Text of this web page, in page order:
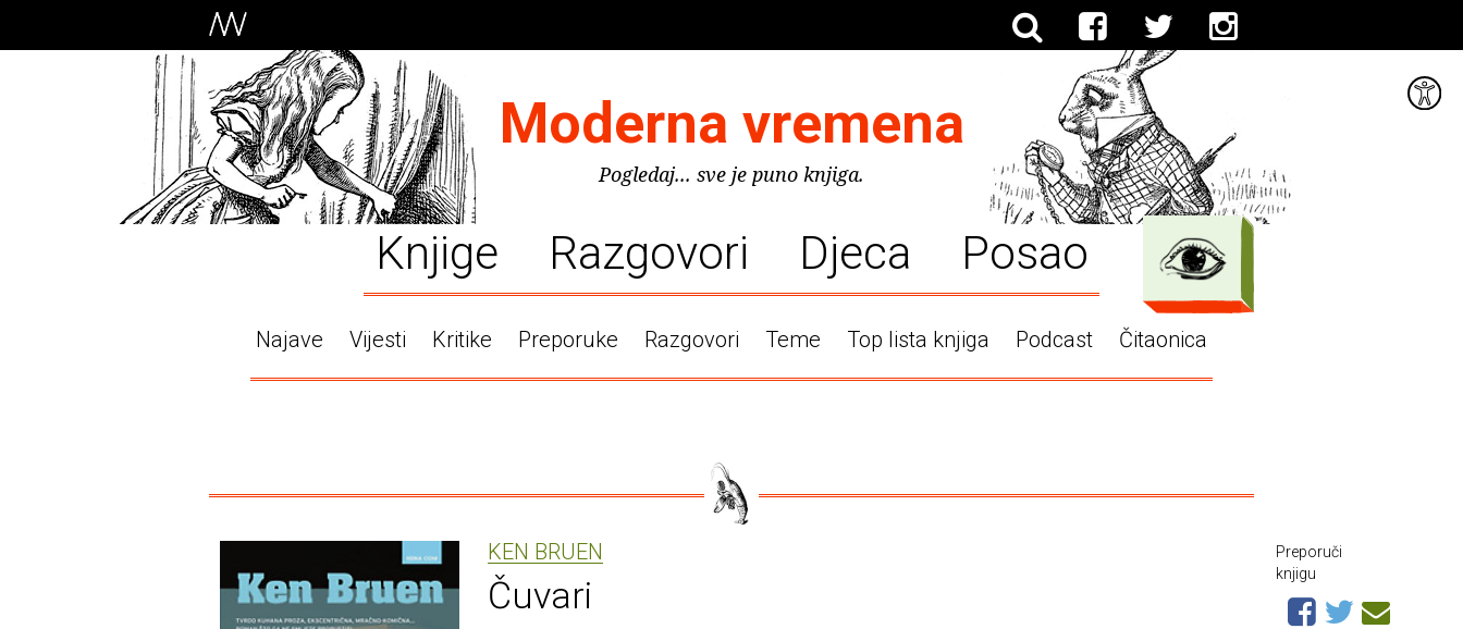
Moderna vremena
Pogledaj... sve je puno knjiga.
Knjige Razgovori Djeca Posao
Najave Vijesti Kritike Preporuke Razgovori Teme Top lista knjiga Podcast Čitaonica
KEN BRUEN
Čuvari
Preporuči
knjigu